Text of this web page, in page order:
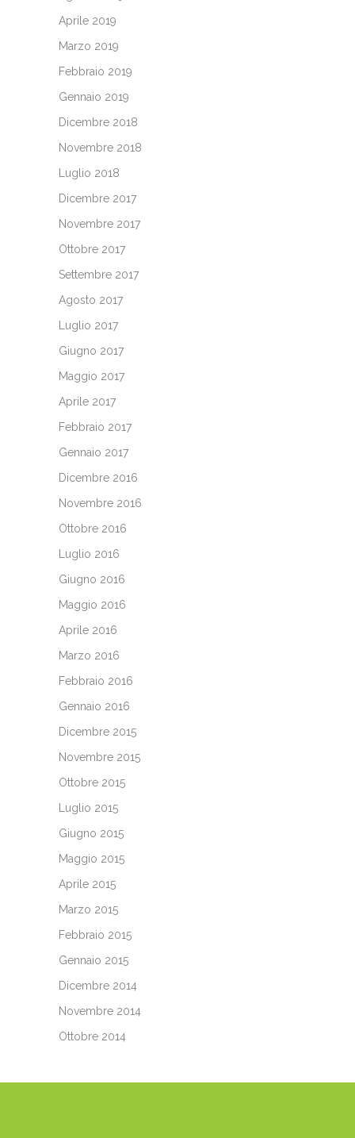
Aprile 2019
Marzo 2019
Febbraio 2019
Gennaio 2019
Dicembre 2018
Novembre 2018
Luglio 2018
Dicembre 2017
Novembre 2017
Ottobre 2017
Settembre 2017
Agosto 2017
Luglio 2017
Giugno 2017
Maggio 2017
Aprile 2017
Febbraio 2017
Gennaio 2017
Dicembre 2016
Novembre 2016
Ottobre 2016
Luglio 2016
Giugno 2016
Maggio 2016
Aprile 2016
Marzo 2016
Febbraio 2016
Gennaio 2016
Dicembre 2015
Novembre 2015
Ottobre 2015
Luglio 2015
Giugno 2015
Maggio 2015
Aprile 2015
Marzo 2015
Febbraio 2015
Gennaio 2015
Dicembre 2014
Novembre 2014
Ottobre 2014